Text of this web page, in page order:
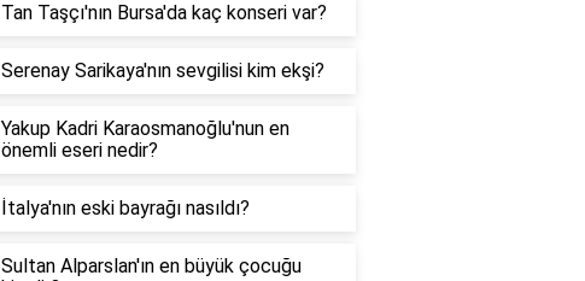
Tan Taşçı'nın Bursa'da kaç konseri var?
Serenay Sarikaya'nın sevgilisi kim ekşi?
Yakup Kadri Karaosmanoğlu'nun en
önemli eseri nedir?
İtalya'nın eski bayrağı nasıldı?
Sultan Alparslan'ın en büyük çocuğu